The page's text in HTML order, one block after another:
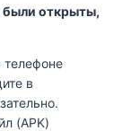
были открыты,
телефоне
в
(APK)